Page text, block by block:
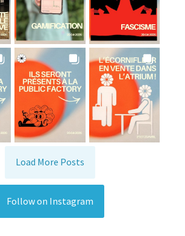
Load More Posts
Follow on Instagram